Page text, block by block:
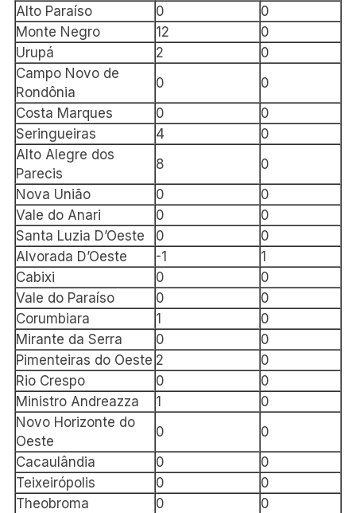
Alto Paraíso
0
0
Monte Negro
12
0
Urupá
2
0
Campo Novo de
Rondônia
0
0
Costa Marques
0
0
Seringueiras
4
0
Alto Alegre dos
Parecis
8
0
Nova União
0
0
Vale do Anari
0
0
Santa Luzia D’Oeste
0
0
Alvorada D’Oeste
-1
1
Cabixi
0
0
Vale do Paraíso
0
0
Corumbiara
1
0
Mirante da Serra
0
0
Pimenteiras do Oeste 2
0
Rio Crespo
0
0
Ministro Andreazza
1
0
Novo Horizonte do
Oeste
0
0
Cacaulândia
0
0
Teixeirópolis
0
0
Theobroma
0
0